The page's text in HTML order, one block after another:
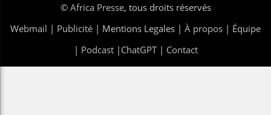
© Africa Presse, tous droits réservés
Webmail | Publicité | Mentions Legales | À propos | Équipe
| Podcast| ChatGPT| Contact